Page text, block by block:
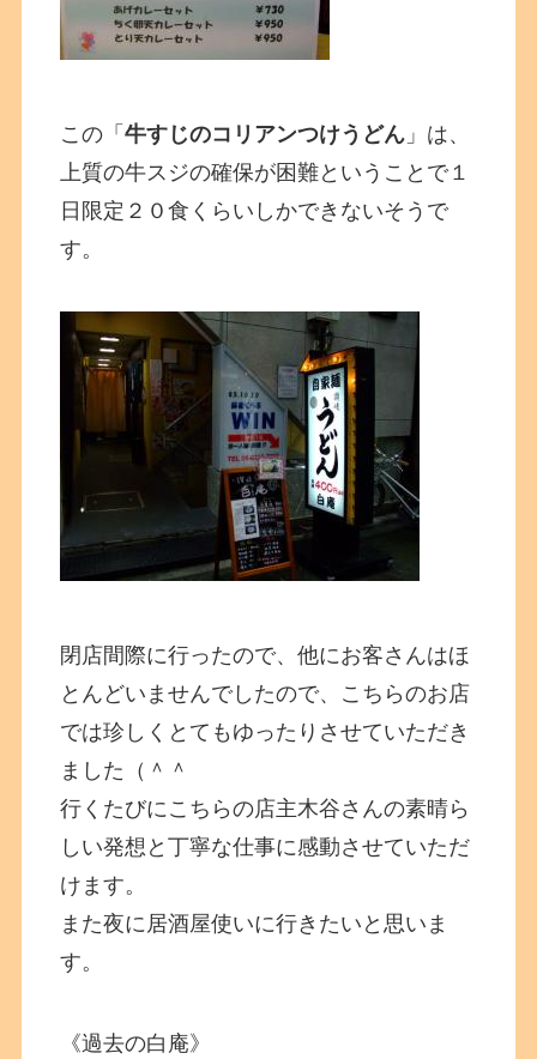
この「牛すじのコリアンつけうどん 」は、
上質の牛スジの確保が困難ということで１
日限定２０食くらいしかできないそうで
す。
閉店間際に行ったので、他にお客さんはほ
とんどいませんでしたので、こちらのお店
では珍しくとてもゆったりさせていただき
ました（＾＾
行くたびにこちらの店主木谷さんの素晴ら
しい発想と丁寧な仕事に感動させていただ
けます。
また夜に居酒屋使いに行きたいと思いま
す。
《過去の白庵》